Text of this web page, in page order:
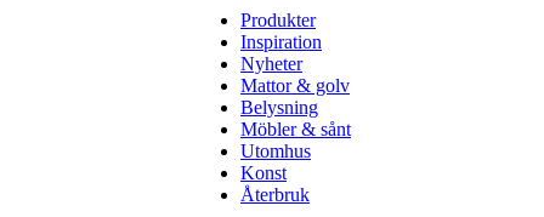
Produkter
Inspiration
Nyheter
Mattor & golv
Belysning
Möbler & sånt
Utomhus
Konst
Återbruk